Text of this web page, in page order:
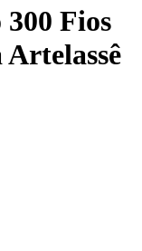
Fios